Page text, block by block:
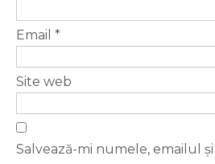
Email *
Site web
Salvează-mi numele, emailul